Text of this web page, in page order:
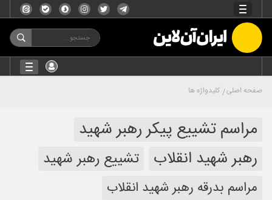
صفحه اصلی کلیدواژه ها
مراسم بدرقه رهبر شهید انقلاب
مراسم تشییع پیکر رهبر شهید
تشییع رهبر شهید رهبر شهید انقلاب